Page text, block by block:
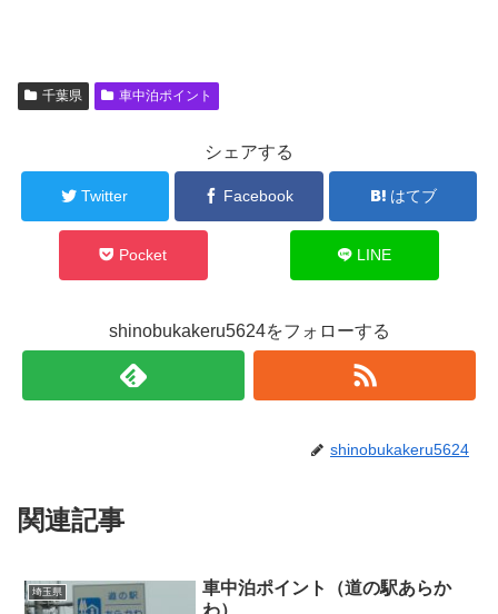
千葉県 車中泊ポイント
シェアする
Twitter Facebook はてブ
Pocket LINE
shinobukakeru5624をフォローする
shinobukakeru5624
関連記事
埼玉県
車中泊ポイント（道の駅あらか
わ）